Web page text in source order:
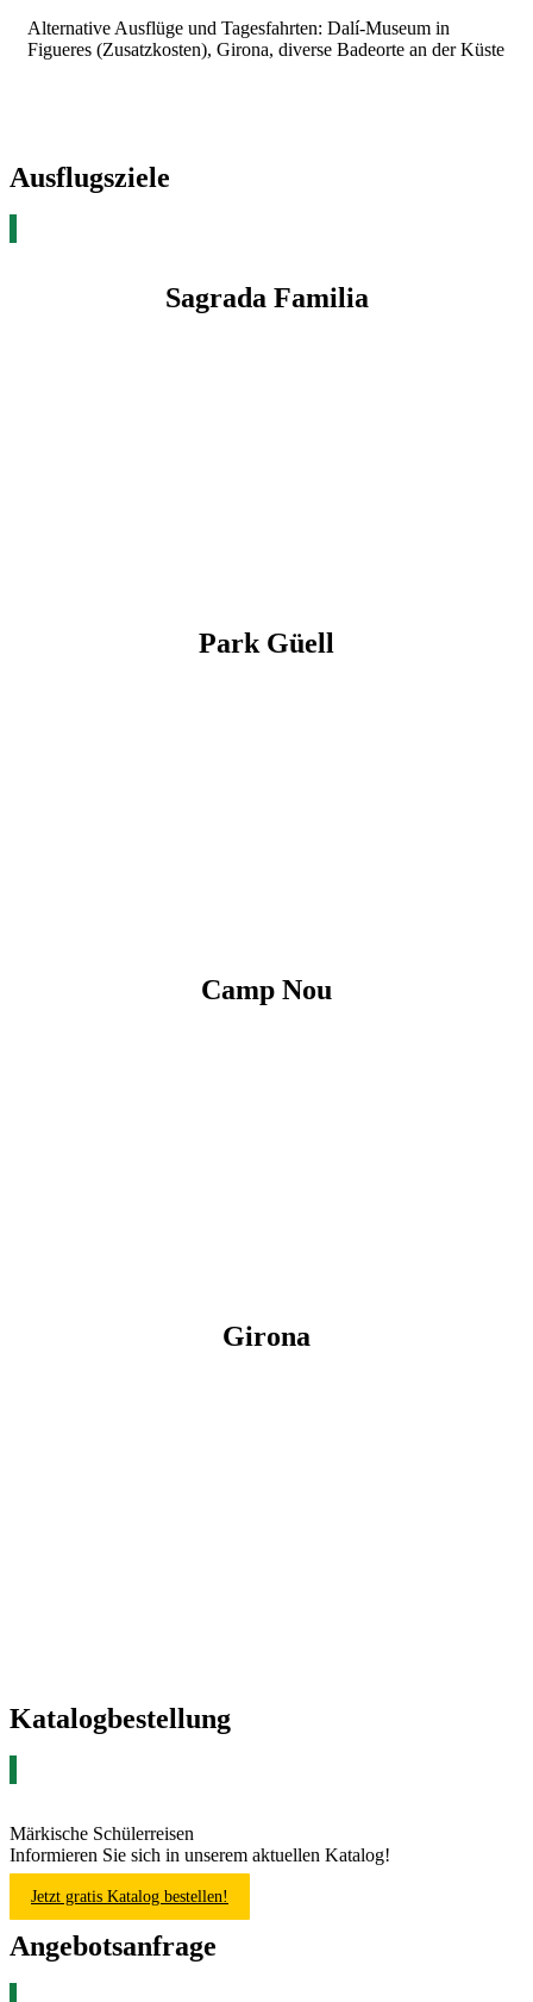
Alternative Ausflüge und Tagesfahrten: Dalí-Museum in
Figueres (Zusatzkosten), Girona, diverse Badeorte an der Küste
Ausflugsziele
Sagrada Familia
Park Güell
Camp Nou
Girona
Katalogbestellung
Märkische Schülerreisen
Informieren Sie sich in unserem aktuellen Katalog!
Jetzt gratis Katalog bestellen!
Angebotsanfrage